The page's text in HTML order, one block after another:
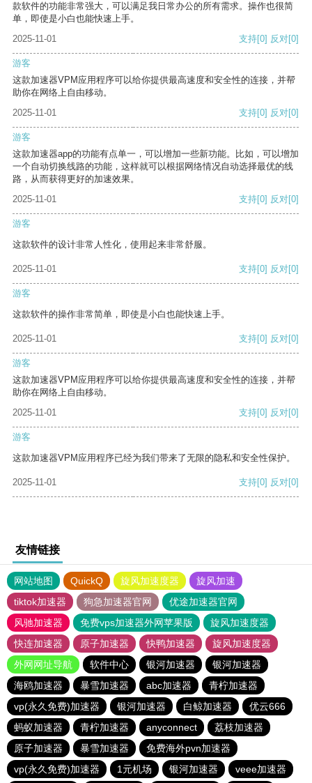
款软件的功能非常强大，可以满足我日常办公的所有需求。操作也很简
单，即使是小白也能快速上手。
2025-11-01
支持[0] 反对[0]
游客
这款加速器VPM应用程序可以给你提供最高速度和安全性的连接，并帮
助你在网络上自由移动。
2025-11-01
支持[0] 反对[0]
游客
这款加速器app的功能有点单一，可以增加一些新功能。比如，可以增加
一个自动切换线路的功能，这样就可以根据网络情况自动选择最优的线
路，从而获得更好的加速效果。
2025-11-01
支持[0] 反对[0]
游客
这款软件的设计非常人性化，使用起来非常舒服。
2025-11-01 支持[0] 反对[0]
游客
这款软件的操作非常简单，即使是小白也能快速上手。
2025-11-01 支持[0] 反对[0]
游客
这款加速器VPM应用程序可以给你提供最高速度和安全性的连接，并帮
助你在网络上自由移动。
2025-11-01
支持[0] 反对[0]
游客
这款加速器VPM应用程序已经为我们带来了无限的隐私和安全性保护。
2025-11-01 支持[0] 反对[0]
友情链接
网站地图 QuickQ 旋风加速度器
旋风加速
tiktok加速器
狗急加速器官网
优途加速器官网
风驰加速器
免费vps加速器外网苹果版
旋风加速度器
快连加速器
原子加速器 快鸭加速器
旋风加速度器
外网网址导航
软件中心 银河加速器
银河加速器
海鸥加速器
暴雪加速器 abc加速器
青柠加速器
vp(永久免费)加速器
银河加速器 白鲸加速器
优云666
蚂蚁加速器
青柠加速器 anyconnect
荔枝加速器
原子加速器
暴雪加速器
免费海外pvn加速器
vp(永久免费)加速器
1元机场 银河加速器 veee加速器